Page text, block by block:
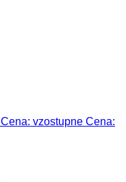
Cena: vzostupne Cena: